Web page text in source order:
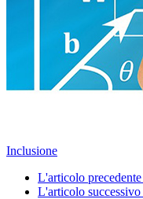
Inclusione
L'articolo precedente
L'articolo successivo